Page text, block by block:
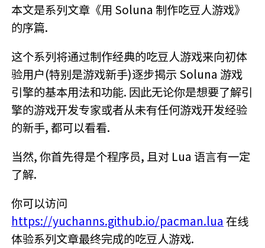
本文是系列文章《用 Soluna 制作吃豆人游戏》
的序篇.
这个系列将通过制作经典的吃豆人游戏来向初体
验用户(特别是游戏新手)逐步揭示 Soluna 游戏
引擎的基本用法和功能. 因此无论你是想要了解引
擎的游戏开发专家或者从未有任何游戏开发经验
的新手, 都可以看看.
当然, 你首先得是个程序员, 且对 Lua 语言有一定
了解.
你可以访问
https://yuchanns.github.io/pacman.lua 在线
体验系列文章最终完成的吃豆人游戏.